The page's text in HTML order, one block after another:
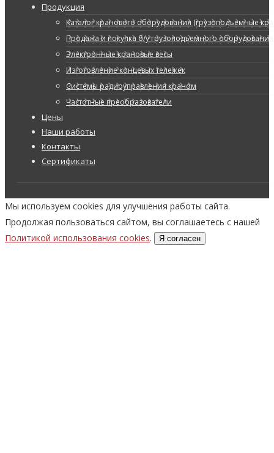
Продукция
Каталог кранового оборудования (грузоподъемные
Продажа и покупка б/у грузоподъемного оборудования
Электронные крановые весы
Изготовление концевых тележек
Системы радиоуправления краном
Частотные преобразователи
Цены
Наши работы
Контакты
Сертификаты
Мы используем cookies для улучшения работы сайта.
Продолжая пользоваться сайтом, вы соглашаетесь с нашей
Политикой использования cookies. Я согласен